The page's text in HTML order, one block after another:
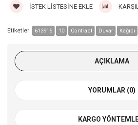
İSTEK LISTESINE EKLE
Etiketler: 613915 10 Contract Duvar Kağıdı
AÇIKLAMA
YORUMLAR (0)
KARGO